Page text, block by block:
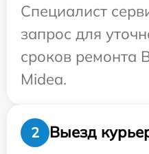
Специалист
запрос для
сроков ремонта
Midea.
2
Выезд